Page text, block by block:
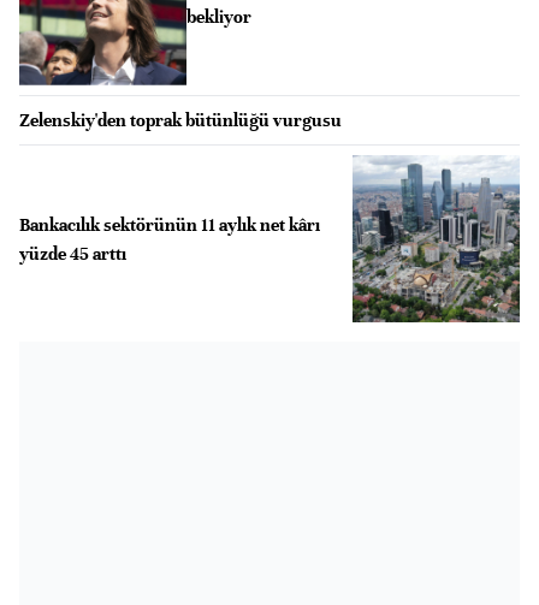
bekliyor
Zelenskiy'den toprak bütünlüğü vurgusu
Bankacılık sektörünün 11 aylık net kârı
yüzde 45 arttı